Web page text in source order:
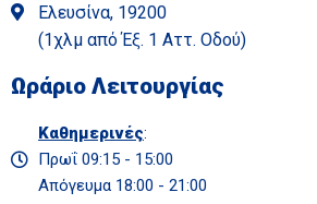
Ελευσίνα, 19200
(1χλμ από Έξ. 1 Αττ. Οδού)
Ωράριο Λειτουργίας
Καθημερινές:
Πρωΐ 09:15 - 15:00
Απόγευμα 18:00 - 21:00